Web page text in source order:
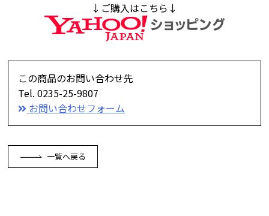
↓ご購入はこちら↓
この商品のお問い合わせ先
Tel. 0235-25-9807
お問い合わせフォーム
一覧へ戻る